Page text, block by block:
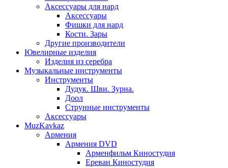
Аксессуары для нард
Аксессуары
Фишки для нард
Кости. Зары
Другие производители
Ювелирные изделия
Изделия из серебра
Музыкальные инструменты
Инструменты
Дудук. Шви. Зурна.
Доол
Струнные инструменты
Аксессуары
MuzKavkaz
Армения
Армения DVD
Арменфильм Киностудия
Ереван Киностудия